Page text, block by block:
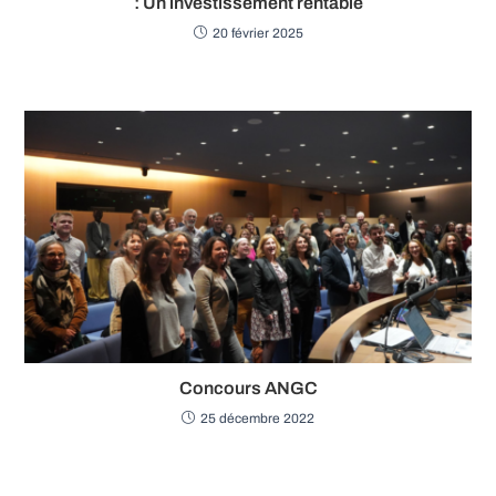
20 février 2025
Concours ANGC
25 décembre 2022